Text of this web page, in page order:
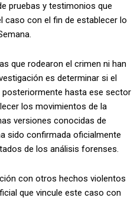
pruebas y testimonios que
caso con el fin de establecer lo
que rodearon el crimen ni han
es determinar si el
hasta ese sector
los movimientos de la
versiones conocidas de
sido confirmada oficialmente
de los análisis forenses.
con otros hechos violentos
que vincule este caso con